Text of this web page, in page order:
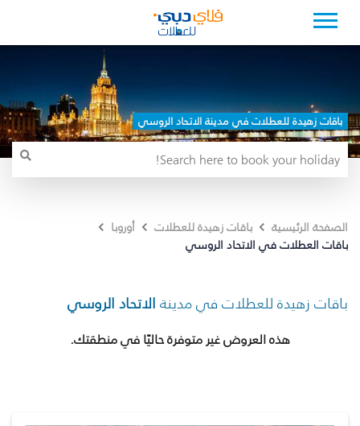
باقات زهيدة للعطلات في مدينة الاتحاد الروسي
الصفحة الرئيسية باقات زهيدة للعطلات
أوروبا
باقات العطلات في الاتحاد الروسي
باقات زهيدة للعطلات في مدينة الاتحاد الروسي
هذه العروض غير متوفرة حاليًا في منطقتك.